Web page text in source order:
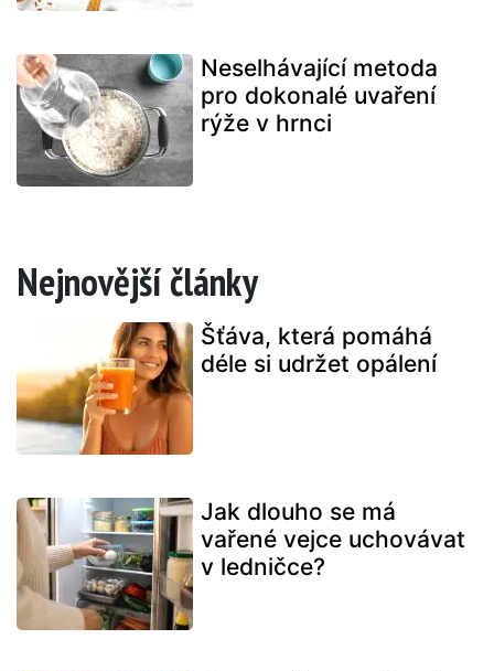
Neselhávající metoda
pro dokonalé uvaření
rýže v hrnci
Nejnovější články
Šťáva, která pomáhá
déle si udržet opálení
Jak dlouho se má
vařené vejce uchovávat
v ledničce?